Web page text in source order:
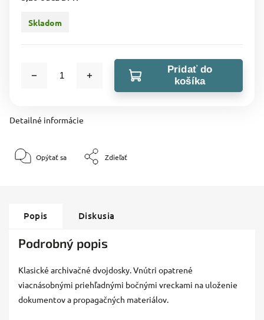
Skladom
Pridať do
košíka
Detailné informácie
Opýtať sa Zdieľať
Popis Diskusia
Podrobný popis
Klasické archivačné dvojdosky. Vnútri opatrené
viacnásobnými priehľadnými bočnými vreckami na uloženie
dokumentov a propagačných materiálov.